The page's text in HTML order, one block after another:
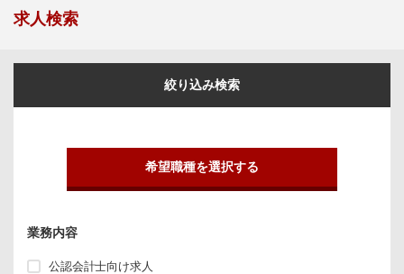
求人検索
絞り込み検索
希望職種を選択する
業務内容
公認会計士向け求人